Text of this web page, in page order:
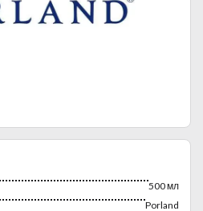
высокого качества и
фарфоровых изделий
500 мл
Porland